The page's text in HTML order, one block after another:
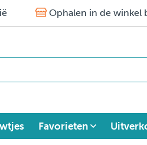
Ophalen in de winkel
Favorieten